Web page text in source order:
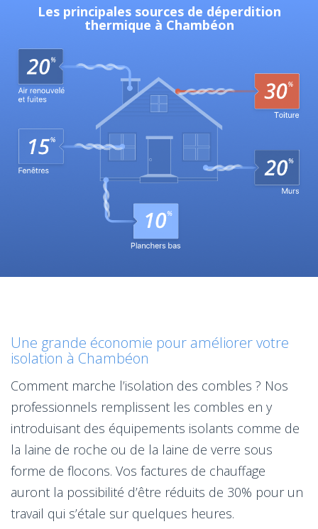
Les principales sources de déperdition
thermique à Chambéon
Une grande économie pour améliorer votre
isolation à Chambéon
Comment marche l’isolation des combles ? Nos
professionnels remplissent les combles en y
introduisant des équipements isolants comme de
la laine de roche ou de la laine de verre sous
forme de flocons. Vos factures de chauffage
auront la possibilité d’être réduits de 30% pour un
travail qui s’étale sur quelques heures.